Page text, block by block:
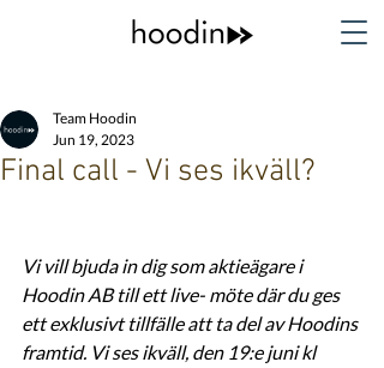
Final call - Vi ses ikväll?
Team Hoodin
Jun 19, 2023
Vi vill bjuda in dig som aktieägare i
Hoodin AB till ett live- möte där du ges
ett exklusivt tillfälle att ta del av Hoodins
framtid. Vi ses ikväll, den 19:e juni kl